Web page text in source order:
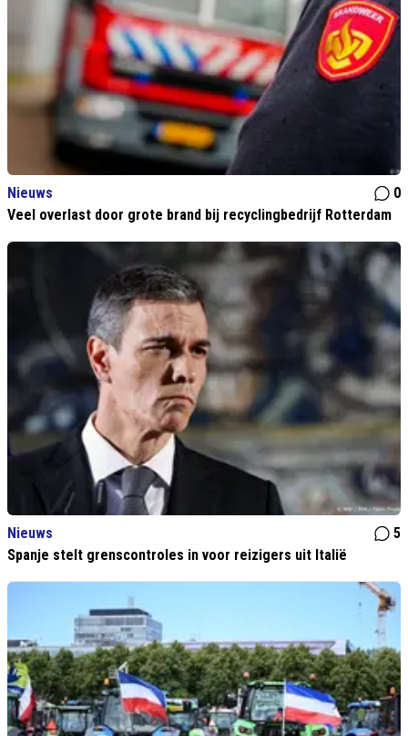
Nieuws
0
Veel overlast door grote brand bij recyclingbedrijf Rotterdam
Nieuws
5
Spanje stelt grenscontroles in voor reizigers uit Italië